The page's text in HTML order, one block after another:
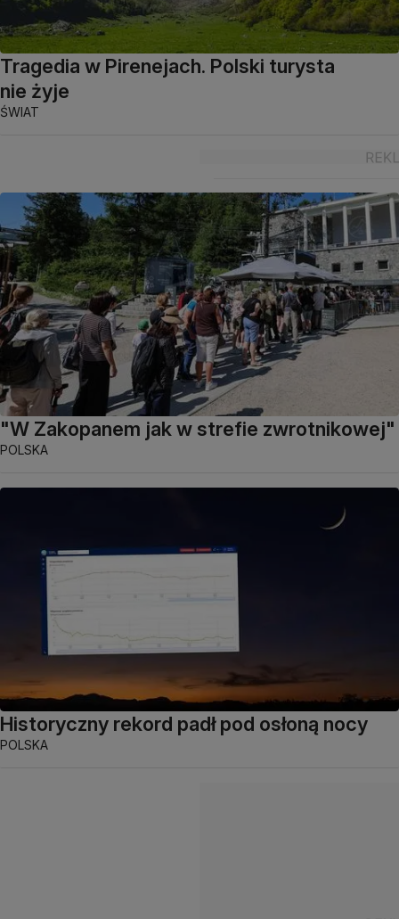
Tragedia w Pirenejach. Polski turysta
nie żyje
ŚWIAT
"W Zakopanem jak w strefie zwrotnikowej"
POLSKA
Historyczny rekord padł pod osłoną nocy
POLSKA